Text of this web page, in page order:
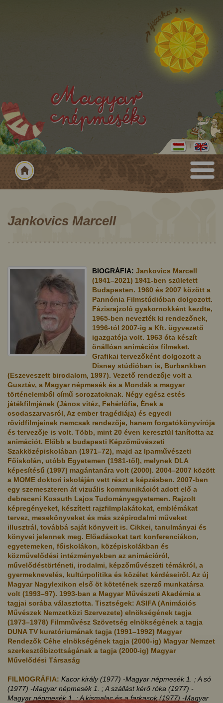
Jankovics Marcell
BIOGRÁFIA: Jankovics Marcell
(1941–2021) 1941-ben született
Budapesten. 1960 és 2007 között a
Pannónia Filmstúdióban dolgozott.
Fázisrajzoló gyakornokként kezdte,
1965-ben nevezték ki rendezőnek,
1996-tól 2007-ig a Kft. ügyvezető
igazgatója volt. 1963 óta készít
önállóan animációs filmeket.
Grafikai tervezőként dolgozott a
Disney stúdióban is, Burbankben
(Eszeveszett birodalom, 1997). Vezető rendezője volt a
Gusztáv, a Magyar népmesék és a Mondák a magyar
történelemből című sorozatoknak. Négy egész estés
játékfilmjének (János vitéz, Fehérlófia, Ének a
csodaszarvasról, Az ember tragédiája) és egyedi
rövidfilmjeinek nemcsak rendezője, hanem forgatókönyvírója
és tervezője is volt. Több, mint 20 éven keresztül tanította az
animációt. Előbb a budapesti Képzőművészeti
Szakközépiskolában (1971–72), majd az Iparművészeti
Főiskolán, utóbb Egyetemen (1981-től), melynek DLA
képesítésű (1997) magántanára volt (2000). 2004–2007 között
a MOME doktori iskoláján vett részt a képzésben. 2007-ben
egy szemeszteren át vizuális kommunikációt adott elő a
debreceni Kossuth Lajos Tudományegyetemen. Rajzolt
képregényeket, készített rajzfilmplakátokat, emblémákat
tervez, mesekönyveket és más szépirodalmi műveket
illusztrál, továbbá saját könyveit is. Cikkei, tanulmányai és
könyvei jelennek meg. Előadásokat tart konferenciákon,
egyetemeken, főiskolákon, középiskolákban és
közművelődési intézményekben az animációról,
művelődéstörténeti, irodalmi, képzőművészeti témákról, a
gyermeknevelés, kultúrpolitika és közélet kérdéseiről. Az új
Magyar Nagylexikon első öt kötetének szerző munkatársa
volt (1993–97). 1993-ban a Magyar Művészeti Akadémia a
tagjai sorába választotta. Tisztségek: ASIFA (Animációs
Művészek Nemzetközi Szervezete) elnökségének tagja
(1973–1978) Filmművész Szövetség elnökségének a tagja
DUNA TV kuratóriumának tagja (1991–1992) Magyar
Rendezők Céhe elnökségének tagja (2000-ig) Magyar Nemzet
szerkesztőbizottságának a tagja (2000-ig) Magyar
Művelődési Társaság
FILMOGRÁFIA: Kacor király (1977) -Magyar népmesék 1.
; A só
(1977) -Magyar népmesék 1. ; A szállást kérő róka (1977) -
Magyar népmesék 1.
; A kismalac és a farkasok (1977) -Magyar